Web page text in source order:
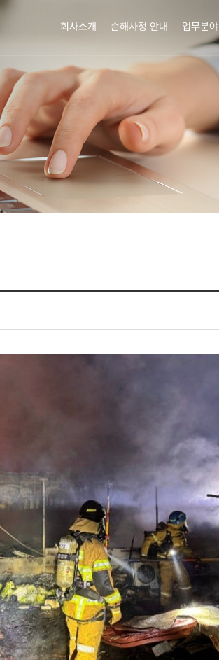
회사소개 손해사정 안내 업무분야